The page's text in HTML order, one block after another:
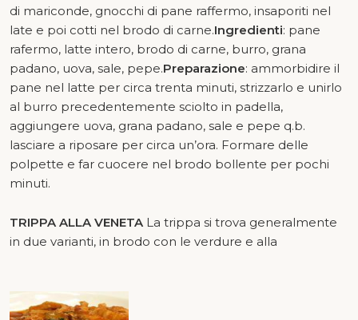
di mariconde, gnocchi di pane raffermo, insaporiti nel
late e poi cotti nel brodo di carne.Ingredienti: pane
rafermo, latte intero, brodo di carne, burro, grana
padano, uova, sale, pepe.Preparazione: ammorbidire il
pane nel latte per circa trenta minuti, strizzarlo e unirlo
al burro precedentemente sciolto in padella,
aggiungere uova, grana padano, sale e pepe q.b.
lasciare a riposare per circa un’ora. Formare delle
polpette e far cuocere nel brodo bollente per pochi
minuti.
TRIPPA ALLA VENETA La trippa si trova generalmente
in due varianti, in brodo con le verdure e alla